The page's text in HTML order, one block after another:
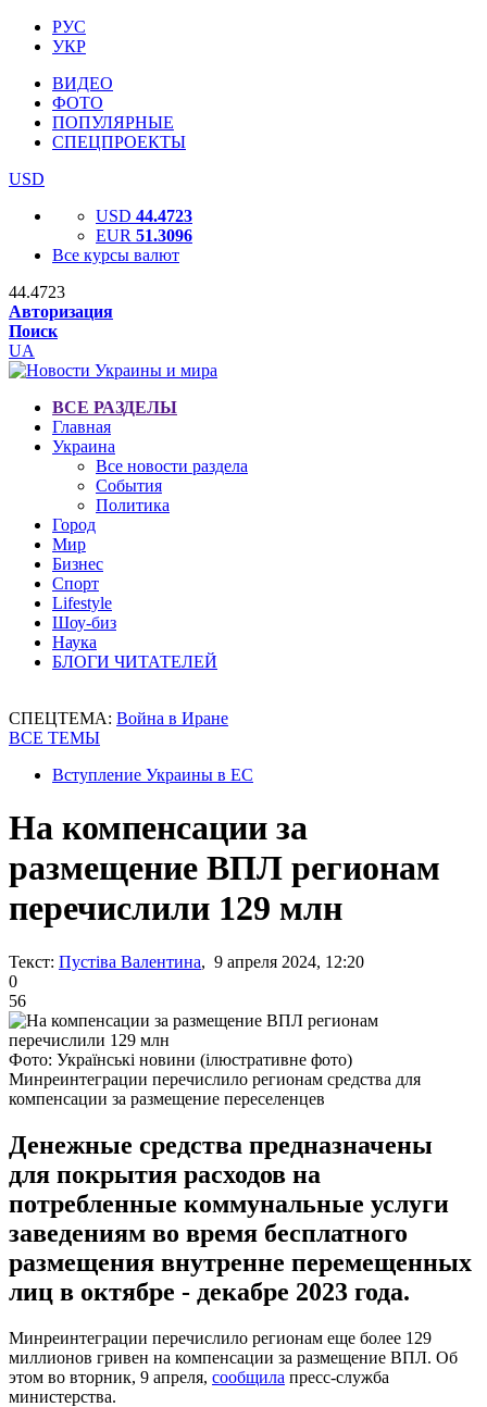
РУС
УКР
ВИДЕО
ФОТО
ПОПУЛЯРНЫЕ
СПЕЦПРОЕКТЫ
USD
USD 44.4723
EUR 51.3096
Все курсы валют
44.4723
Авторизация
Поиск
UA
ВСЕ РАЗДЕЛЫ
Главная
Украина
Все новости раздела
События
Политика
Город
Мир
Бизнес
Спорт
Lifestyle
Шоу-биз
Наука
БЛОГИ ЧИТАТЕЛЕЙ
СПЕЦТЕМА: Война в Иране
ВСЕ ТЕМЫ
Вступление Украины в ЕС
На компенсации за
размещение ВПЛ регионам
перечислили 129 млн
Текст: Пустіва Валентина, 9 апреля 2024, 12:20
0
56
Фото: Українські новини (ілюстративне фото)
Минреинтеграции перечислило регионам средства для
компенсации за размещение переселенцев
Денежные средства предназначены
для покрытия расходов на
потребленные коммунальные услуги
заведениям во время бесплатного
размещения внутренне перемещенных
лиц в октябре - декабре 2023 года.
Минреинтеграции перечислило регионам еще более 129
миллионов гривен на компенсации за размещение ВПЛ. Об
этом во вторник, 9 апреля, сообщила пресс-служба
министерства.